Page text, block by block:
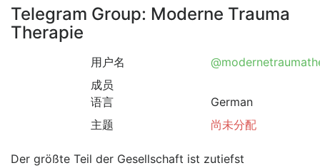
Telegram Group: Moderne Trauma
Therapie
用户名
成员
语言
German
主题
尚未分配
Der größte Teil der Gesellschaft ist zutiefst